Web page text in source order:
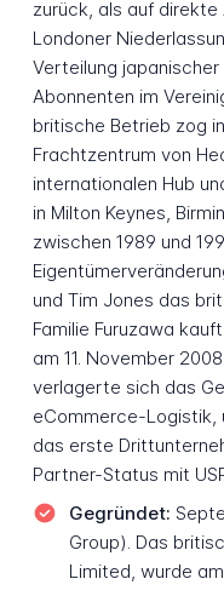
zurück, als auf direkte
Londoner
Verteilung
Abonnenten im
britische Betrieb zog
Frachtzentrum von
internationalen Hub
in Milton Keynes,
zwischen 1989 und
und Tim Jones das
Familie Furuzawa
am 11. November
verlagerte sich das
eCommerce-Logistik,
das erste
Partner-Status mit
Gegründet:
Group). Das
Limited, wurde